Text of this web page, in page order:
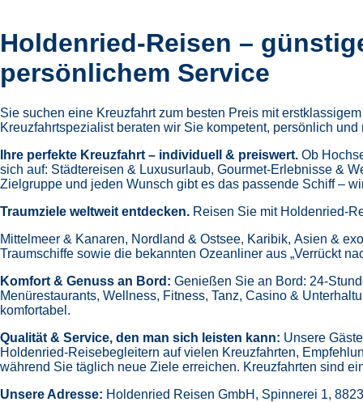
Holdenried-Reisen –
persönlichem Service
Sie suchen eine Kreuzfahrt zum besten Preis mit
Kreuzfahrtspezialist beraten wir Sie kompetent, persönlich
Ihre perfekte Kreuzfahrt – individuell & preiswert. Ob
sich auf: Städtereisen & Luxusurlaub, Gourmet-Erlebnisse &
Zielgruppe und jeden Wunsch gibt es das passende Schiff –
Traumziele weltweit entdecken. Reisen Sie mit Holdenried-
Mittelmeer & Kanaren, Nordland & Ostsee, Karibik, Asien &
Traumschiffe sowie die bekannten Ozeanliner aus „Verrückt
Komfort & Genuss an Bord: Genießen Sie an Bord: 24-
Menürestaurants, Wellness, Fitness, Tanz, Casino &
komfortabel.
Qualität & Service, den man sich leisten kann: Unsere
Holdenried-Reisebegleitern auf vielen Kreuzfahrten,
während Sie täglich neue Ziele erreichen. Kreuzfahrten sind
Unsere Adresse: Holdenried Reisen GmbH, Spinnerei 1,